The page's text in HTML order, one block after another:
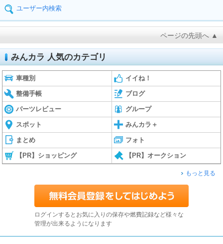
ユーザー内検索
ページの先頭へ ▲
みんカラ 人気のカテゴリ
車種別 イイね！
整備手帳 ブログ
パーツレビュー グループ
スポット みんカラ＋
まとめ フォト
【PR】ショッピング 【PR】オークション
もっと見る
ログインするとお気に入りの保存や燃費記録など様々な
管理が出来るようになります